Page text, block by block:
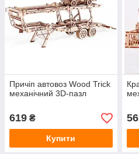
Причіп автовоз Wood Trick
механічний 3D-пазл
619 ₴
Купити